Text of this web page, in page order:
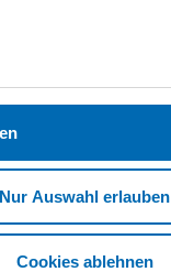
Nur Auswahl erlauben
Cookies ablehnen